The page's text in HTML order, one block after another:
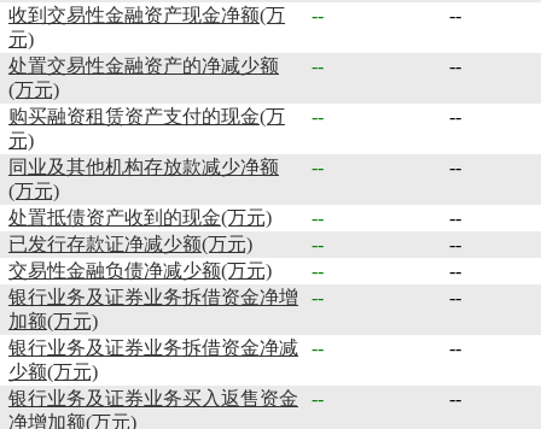
收到交易性金融资产现金净额(万
元)
-- --
处置交易性金融资产的净减少额
(万元)
-- --
购买融资租赁资产支付的现金(万
元)
-- --
同业及其他机构存放款减少净额
(万元)
-- --
处置抵债资产收到的现金(万元) --
--
已发行存款证净减少额(万元)
--
--
交易性金融负债净减少额(万元)
--
--
银行业务及证券业务拆借资金净增
加额(万元)
-- --
银行业务及证券业务拆借资金净减
少额(万元)
-- --
银行业务及证券业务买入返售资金
净增加额(万元)
-- --